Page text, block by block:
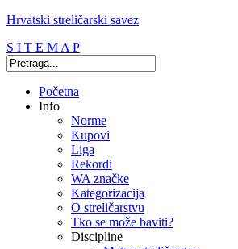
Hrvatski streličarski savez
S I T E M A P
Početna
Info
Norme
Kupovi
Liga
Rekordi
WA značke
Kategorizacija
O streličarstvu
Tko se može baviti?
Discipline